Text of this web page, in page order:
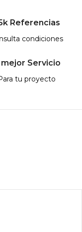
Referencias
condiciones
mejor Servicio
tu proyecto